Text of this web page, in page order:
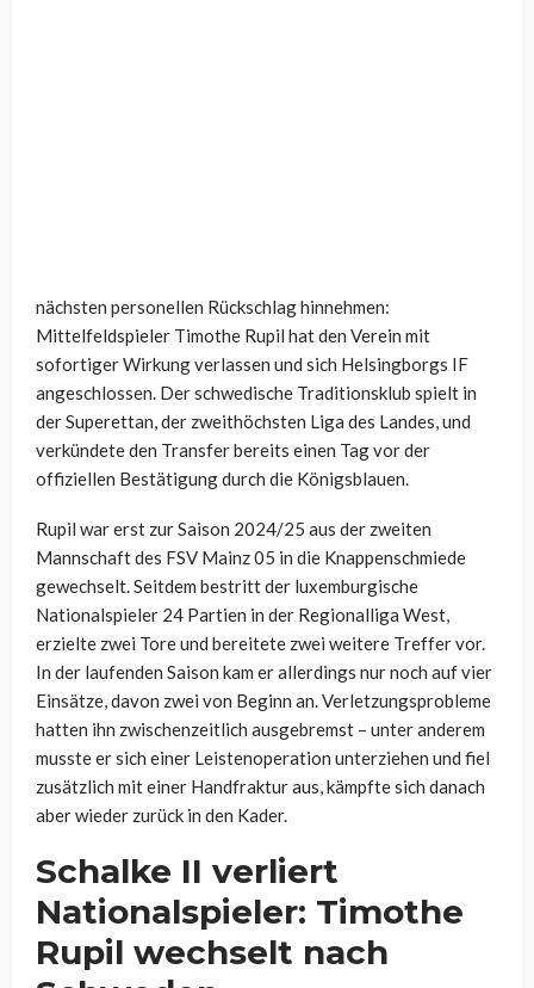
nächsten personellen Rückschlag hinnehmen:
Mittelfeldspieler Timothe Rupil hat den Verein mit
sofortiger Wirkung verlassen und sich Helsingborgs IF
angeschlossen. Der schwedische Traditionsklub spielt in
der Superettan, der zweithöchsten Liga des Landes, und
verkündete den Transfer bereits einen Tag vor der
offiziellen Bestätigung durch die Königsblauen.
Rupil war erst zur Saison 2024/25 aus der zweiten
Mannschaft des FSV Mainz 05 in die Knappenschmiede
gewechselt. Seitdem bestritt der luxemburgische
Nationalspieler 24 Partien in der Regionalliga West,
erzielte zwei Tore und bereitete zwei weitere Treffer vor.
In der laufenden Saison kam er allerdings nur noch auf vier
Einsätze, davon zwei von Beginn an. Verletzungsprobleme
hatten ihn zwischenzeitlich ausgebremst – unter anderem
musste er sich einer Leistenoperation unterziehen und fiel
zusätzlich mit einer Handfraktur aus, kämpfte sich danach
aber wieder zurück in den Kader.
Schalke II verliert
Nationalspieler: Timothe
Rupil wechselt nach